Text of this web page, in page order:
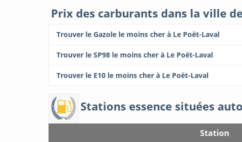
Prix des carburants dans la ville
Trouver le Gazole le moins cher à Le Poët-Laval
Trouver le SP98 le moins cher à Le Poët-Laval
Trouver le E10 le moins cher à Le Poët-Laval
Stations essence situées
Station